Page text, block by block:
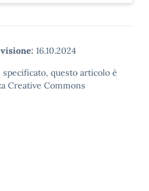
16.10.2024
questo articolo è
Creative Commons